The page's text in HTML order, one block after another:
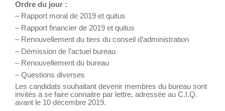
Ordre du jour :
– Rapport moral de 2019 et quitus
– Rapport financier de 2019 et quitus
– Renouvellement du tiers du conseil d’administration
– Démission de l’actuel bureau
– Renouvellement du bureau
– Questions diverses
Les candidats souhaitant devenir membres du bureau sont
invités à se faire connaitre par lettre, adressée au C.I.Q.
avant le 10 décembre 2019.